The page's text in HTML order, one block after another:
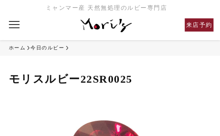
ミャンマー産 天然無処理のルビー専門店
来店予約
ホーム 今日のルビー
モリスルビー22SR0025